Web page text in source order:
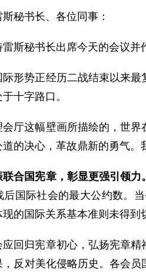
秘书长、各位同事：
斯秘书长出席今天的会议并
际形势正经历二战结束以来
十字路口。
会厅这幅壁画所描绘的，世
的决心，革故鼎新的勇气。
联合国宪章，彰显更强引领力
后国际社会的最大公约数。
的国际关系基本准则未得到
应回归宪章初心，弘扬宪章
反对美化侵略历史。各会